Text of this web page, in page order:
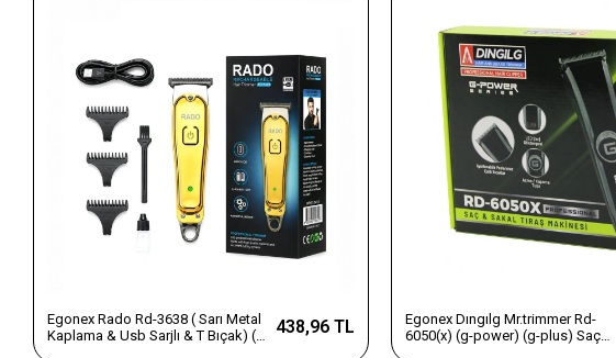
Egonex Rado Rd-3638 ( Sarı Metal
Kaplama & Usb Sarjlı & T Bıçak) ( 3
438,96 TL
Egonex Dıngılg Mr.trimmer Rd-
6050(x) (g-power) (g-plus) Saç